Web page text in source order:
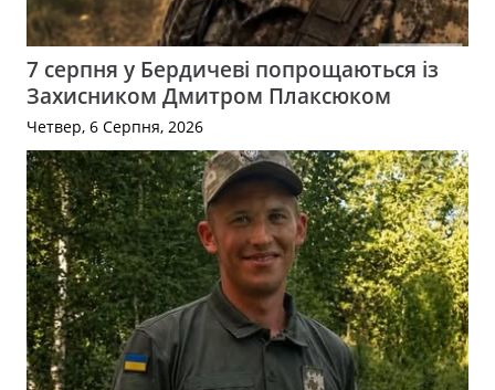
7 серпня у Бердичеві попрощаються із
Захисником Дмитром Плаксюком
Четвер, 6 Серпня, 2026